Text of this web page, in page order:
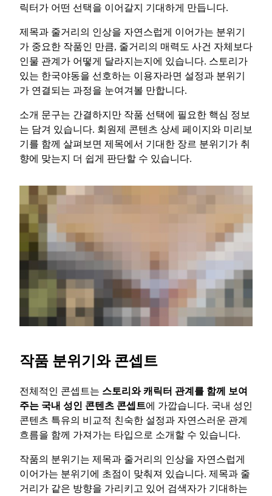
릭터가 어떤 선택을 이어갈지 기대하게 만듭니다.
제목과 줄거리의 인상을 자연스럽게 이어가는 분위기
가 중요한 작품인 만큼, 줄거리의 매력도 사건 자체보다
인물 관계가 어떻게 달라지는지에 있습니다. 스토리가
있는 한국야동을 선호하는 이용자라면 설정과 분위기
가 연결되는 과정을 눈여겨볼 만합니다.
소개 문구는 간결하지만 작품 선택에 필요한 핵심 정보
는 담겨 있습니다. 회원제 콘텐츠 상세 페이지와 미리보
기를 함께 살펴보면 제목에서 기대한 장르 분위기가 취
향에 맞는지 더 쉽게 판단할 수 있습니다.
작품 분위기와 콘셉트
전체적인 콘셉트는 스토리와 캐릭터 관계를 함께 보여
주는 국내 성인 콘텐츠 콘셉트에 가깝습니다. 국내 성인
콘텐츠 특유의 비교적 친숙한 설정과 자연스러운 관계
흐름을 함께 가져가는 타입으로 소개할 수 있습니다.
작품의 분위기는 제목과 줄거리의 인상을 자연스럽게
이어가는 분위기에 초점이 맞춰져 있습니다. 제목과 줄
거리가 같은 방향을 가리키고 있어 검색자가 기대하는